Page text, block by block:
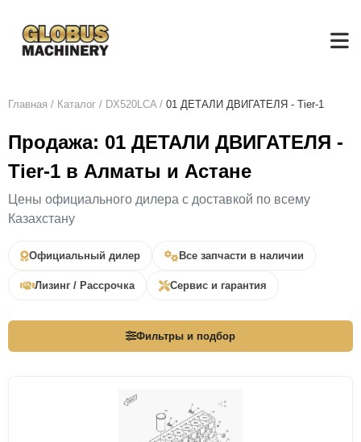
Главная / Каталог / DX520LCA/ 01 ДЕТАЛИ ДВИГАТЕЛЯ - Tier-1
Продажа: 01 ДЕТАЛИ ДВИГАТЕЛЯ -
Tier-1 в Алматы и Астане
Цены официального дилера с доставкой по всему
Казахстану
Официальный дилер Все запчасти в наличии
Лизинг / Рассрочка Сервис и гарантия
Фильтры и подбор